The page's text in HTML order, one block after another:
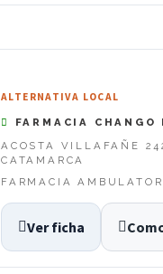
ALTERNATIVA LOCAL
FARMACIA CHANGO
ACOSTA VILLAFAÑE
CATAMARCA
FARMACIA
Ver ficha